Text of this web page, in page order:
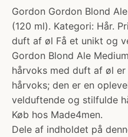
Gordon Gordon Blond
(120 ml). Kategori: Hår.
duft af øl Få et unikt og
Gordon Blond Ale
hårvoks med duft af øl
hårvoks; den er en
velduftende og stilfulde
Køb hos Made4men.
Dele af indholdet på